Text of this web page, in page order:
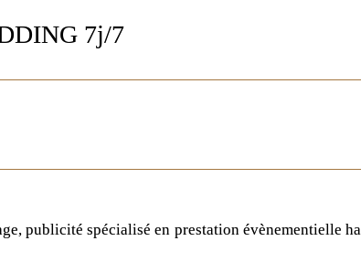
7j/7
publicité spécialisé en prestation évènementielle